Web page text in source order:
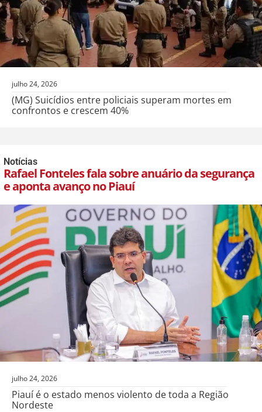
julho 24, 2026
(MG) Suicídios entre policiais superam mortes em
confrontos e crescem 40%
Notícias
Rafael Fonteles fala sobre anuário da segurança
e aponta avanço no Piauí
julho 24, 2026
Piauí é o estado menos violento de toda a Região
Nordeste